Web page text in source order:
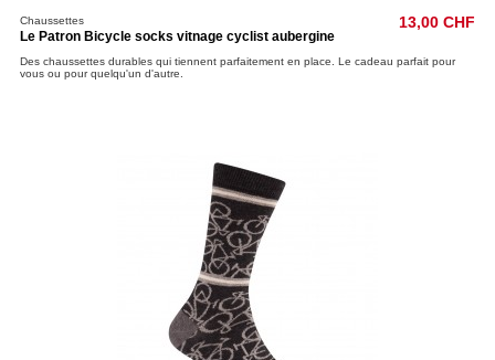
Chaussettes
Le Patron Bicycle socks vitnage cyclist aubergine
13,00 CHF
Des chaussettes durables qui tiennent parfaitement en place. Le cadeau parfait pour
vous ou pour quelqu'un d'autre.